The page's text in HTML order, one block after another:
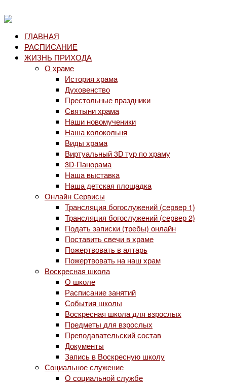
ГЛАВНАЯ
РАСПИСАНИЕ
ЖИЗНЬ ПРИХОДА
О храме
История храма
Духовенство
Престольные праздники
Святыни храма
Наши новомученики
Наша колокольня
Виды храма
Виртуальный 3D тур по храму
3D-Панорама
Наша выставка
Наша детская площадка
Онлайн Сервисы
Трансляция богослужений (сервер 1)
Трансляция богослужений (сервер 2)
Подать записки (требы) онлайн
Поставить свечи в храме
Пожертвовать в алтарь
Пожертвовать на наш храм
Воскресная школа
О школе
Расписание занятий
События школы
Воскресная школа для взрослых
Предметы для взрослых
Преподавательский состав
Документы
Запись в Воскресную школу
Социальное служение
О социальной службе